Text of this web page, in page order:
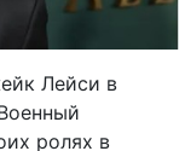
Лейси в
ролях в